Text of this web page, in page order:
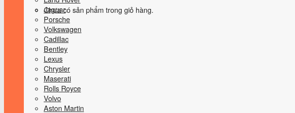
Chưa có sản phẩm trong giỏ hàng.
Jaguar
Porsche
Volkswagen
Cadillac
Bentley
Lexus
Chrysler
Maserati
Rolls Royce
Volvo
Aston Martin